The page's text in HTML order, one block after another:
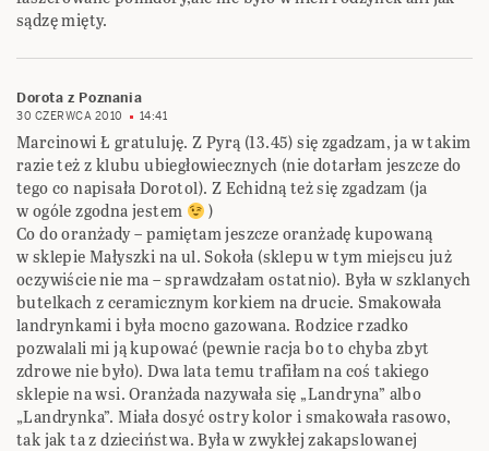
sądzę mięty.
Dorota z Poznania
30 CZERWCA 2010 14:41
Marcinowi Ł gratuluję. Z Pyrą (13.45) się zgadzam, ja w takim
razie też z klubu ubiegłowiecznych (nie dotarłam jeszcze do
tego co napisała Dorotol). Z Echidną też się zgadzam (ja
w ogóle zgodna jestem
)
Co do oranżady – pamiętam jeszcze oranżadę kupowaną
w sklepie Małyszki na ul. Sokoła (sklepu w tym miejscu już
oczywiście nie ma – sprawdzałam ostatnio). Była w szklanych
butelkach z ceramicznym korkiem na drucie. Smakowała
landrynkami i była mocno gazowana. Rodzice rzadko
pozwalali mi ją kupować (pewnie racja bo to chyba zbyt
zdrowe nie było). Dwa lata temu trafiłam na coś takiego
sklepie na wsi. Oranżada nazywała się „Landryna” albo
„Landrynka”. Miała dosyć ostry kolor i smakowała rasowo,
tak jak ta z dzieciństwa. Była w zwykłej zakapslowanej